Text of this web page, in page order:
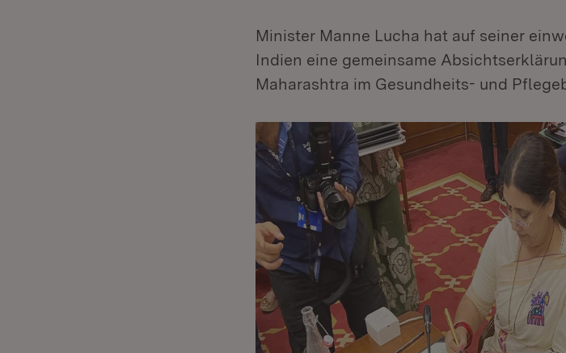
Minister Manne Lucha hat auf seiner
Indien eine gemeinsame
Maharashtra im Gesundheits- und